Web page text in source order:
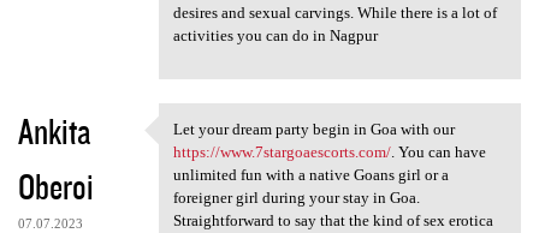
desires and sexual carvings. While there is a lot of
activities you can do in Nagpur
Ankita
Oberoi
07.07.2023
Let your dream party begin in
Let your dream party begin in Goa with our
https://www.7stargoaescorts.com/. You can have
unlimited fun with a native Goans girl or a
foreigner girl during your stay in Goa.
Straightforward to say that the kind of sex erotica